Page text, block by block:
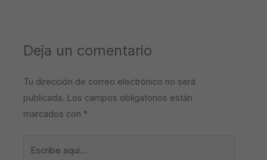
Deja un comentario
Tu dirección de correo electrónico no será
publicada. Los campos obligatorios están
marcados con *